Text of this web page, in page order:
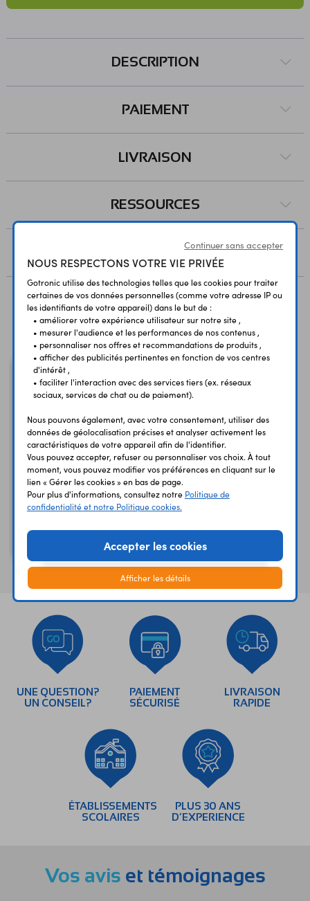
secteur murale avec le cordon inclus (environ 80 cm).
de chevilles Caractéristiques : Alimentation : 230 Vac
Consommation : 20 W Technologie : LED Couleurs : blanc
lm Interface WiFi 2,4 GHz Puissance d'émission : 18 dBm
DESCRIPTION
PAIEMENT
LIVRAISON
RESSOURCES
Vous avez déja consulté
Projecteur à LEDs
blanches SmartLife
WiFi - détecteur de
UNE QUESTION?
UN CONSEIL?
PAIEMENT
SÉCURISÉ
LIVRAISON
RAPIDE
ÉTABLISSEMENTS
SCOLAIRES
PLUS 30 ANS
D’EXPERIENCE
Vos avis et témoignages
Continuer sans accepter
NOUS RESPECTONS VOTRE VIE PRIVÉE
Gotronic utilise des technologies telles que les cookies pour traiter
certaines de vos données personnelles (comme votre adresse IP ou
les identifiants de votre appareil) dans le but de :
• améliorer votre expérience utilisateur sur notre site ,
• mesurer l'audience et les performances de nos contenus ,
• personnaliser nos offres et recommandations de produits ,
• afficher des publicités pertinentes en fonction de vos centres
d'intérêt ,
• faciliter l'interaction avec des services tiers (ex. réseaux
sociaux, services de chat ou de paiement).
Nous pouvons également, avec votre consentement, utiliser des
données de géolocalisation précises et analyser activement les
caractéristiques de votre appareil afin de l'identifier.
Vous pouvez accepter, refuser ou personnaliser vos choix. À tout
moment, vous pouvez modifier vos préférences en cliquant sur le
lien « Gérer les cookies » en bas de page.
Pour plus d'informations, consultez notre Politique de
confidentialité et notre Politique cookies.
Accepter les cookies
Afficher les détails